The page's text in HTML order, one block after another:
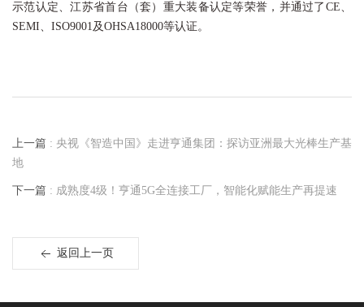
示范认定、江苏省首台（套）重大装备认定等荣誉，并通过了CE、
SEMI、ISO9001及OHSA18000等认证。
上一篇 : 央视《智造中国》走进亨通集团：探访亚洲最大光棒生产基
地
下一篇 : 成熟度4级！亨通5G全连接工厂，智能化赋能生产再提速
返回上一页